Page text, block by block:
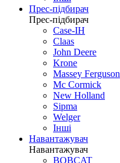
Прес-підбирач
Прес-підбирач
Case-IH
Claas
John Deere
Krone
Massey Ferguson
Mc Cormick
New Holland
Sipma
Welger
Інші
Навантажувач
Навантажувач
BOBCAT